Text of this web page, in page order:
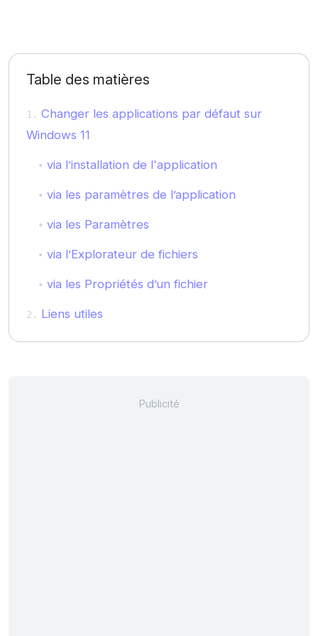
Table des matières
Changer les applications par défaut sur
Windows 11
via l’installation de l'application
via les paramètres de l’application
via les Paramètres
via l’Explorateur de fichiers
via les Propriétés d’un fichier
Liens utiles